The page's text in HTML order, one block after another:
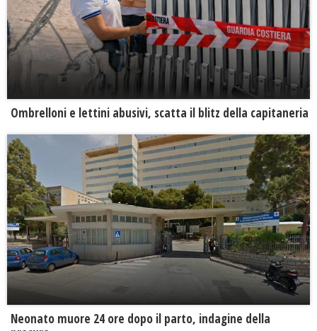
Ombrelloni e lettini abusivi, scatta il blitz della capitaneria
Neonato muore 24 ore dopo il parto, indagine della